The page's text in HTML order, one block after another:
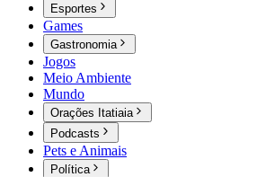
Esportes
Games
Gastronomia
Jogos
Meio Ambiente
Mundo
Orações Itatiaia
Podcasts
Pets e Animais
Política